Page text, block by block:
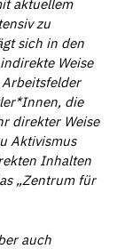
aktuellem
zu
gt sich in den
Weise
die
direkter Weise
Aktivismus
Inhalten
„Zentrum für
auch